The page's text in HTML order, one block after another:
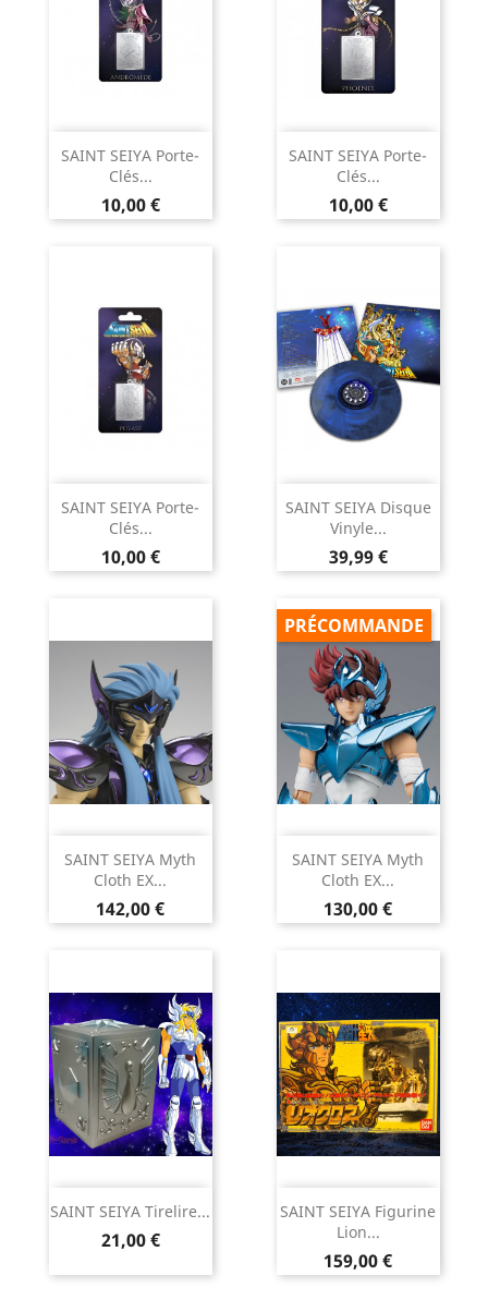
SAINT SEIYA Porte-
Clés...
Prix
10,00 €
SAINT SEIYA Porte-
Clés...
Prix
10,00 €
SAINT SEIYA Porte-
Clés...
Prix
10,00 €
SAINT SEIYA Disque
Vinyle...
Prix
39,99 €
SAINT SEIYA Myth
Cloth EX...
Prix
142,00 €
SAINT SEIYA Myth
Cloth EX...
Prix
130,00 €
PRÉCOMMANDE
SAINT SEIYA Tirelire...
Prix
21,00 €
SAINT SEIYA Figurine
Lion...
Prix
159,00 €